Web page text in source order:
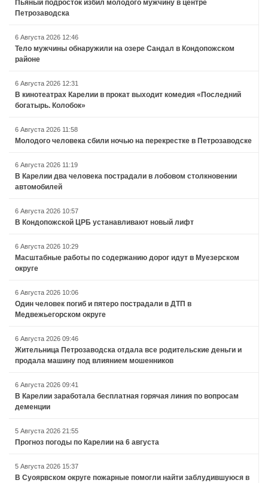
Пьяный подросток избил молодого мужчину в центре
Петрозаводска
6 Августа 2026 12:46
Тело мужчины обнаружили на озере Сандал в Кондопожском
районе
6 Августа 2026 12:31
В кинотеатрах Карелии в прокат выходит комедия «Последний
богатырь. Колобок»
6 Августа 2026 11:58
Молодого человека сбили ночью на перекрестке в Петрозаводске
6 Августа 2026 11:19
В Карелии два человека пострадали в лобовом столкновении
автомобилей
6 Августа 2026 10:57
В Кондопожской ЦРБ устанавливают новый лифт
6 Августа 2026 10:29
Масштабные работы по содержанию дорог идут в Муезерском
округе
6 Августа 2026 10:06
Один человек погиб и пятеро пострадали в ДТП в
Медвежьегорском округе
6 Августа 2026 09:46
Жительница Петрозаводска отдала все родительские деньги и
продала машину под влиянием мошенников
6 Августа 2026 09:41
В Карелии заработала бесплатная горячая линия по вопросам
деменции
5 Августа 2026 21:55
Прогноз погоды по Карелии на 6 августа
5 Августа 2026 15:37
В Суоярвском округе пожарные помогли найти заблудившуюся в